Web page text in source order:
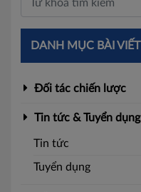
chất lượng dưới bài viết này.
DANH MỤC BÀI VIẾT
Đối tác chiến lược
Tin tức & Tuyển dụng
Tin tức
Tuyển dụng